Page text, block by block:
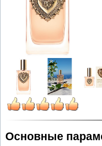
Основные